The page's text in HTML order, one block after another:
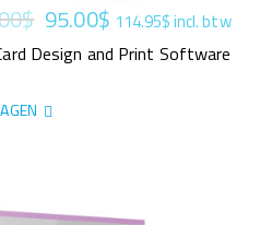
Design and Print Software
$ Oorspronkelijke
prijs
was:
195.00$.
95.00$Huidige
prijs
114.95$incl. btw